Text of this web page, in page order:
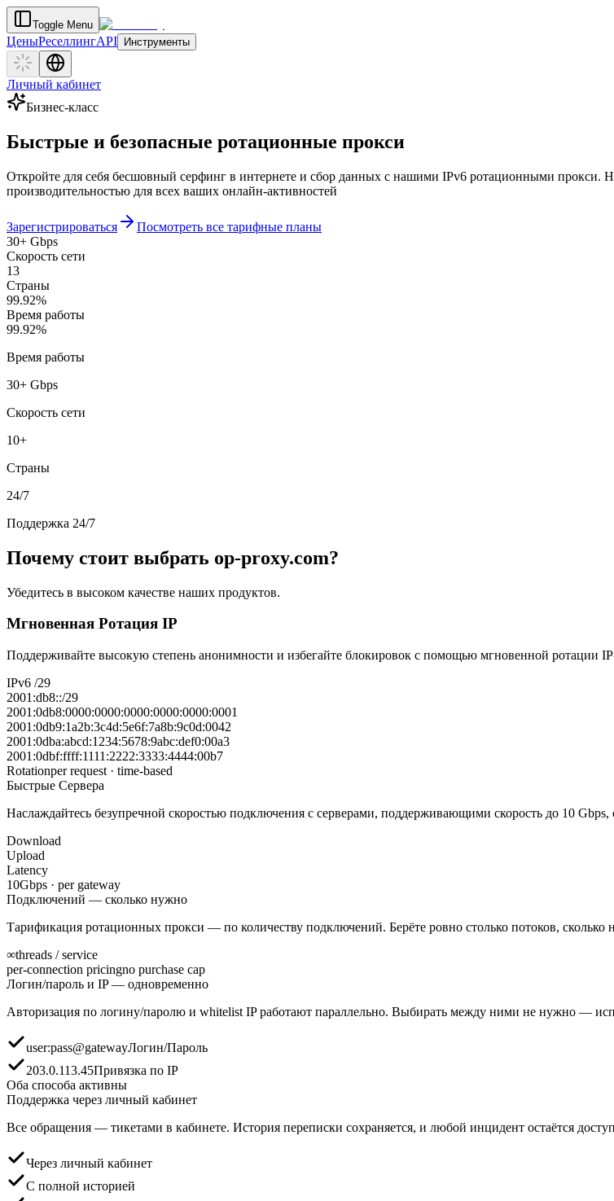
Toggle Menu
ЦеныРеселлингAPI Инструменты
Личный кабинет
Бизнес-класс
Быстрые и безопасные ротационные прокси
Откройте для себя бесшовный серфинг в интернете и сбор данных с нашими IPv6 ротационными прокси.
производительностью для всех ваших онлайн-активностей
Зарегистрироваться
Посмотреть все тарифные планы
30+ Gbps
Скорость сети
13
Страны
99.92%
Время работы
99.92%
Время работы
30+ Gbps
Скорость сети
10+
Страны
24/7
Поддержка 24/7
Почему стоит выбрать op-proxy.com?
Убедитесь в высоком качестве наших продуктов.
Мгновенная Ротация IP
Поддерживайте высокую степень анонимности и избегайте блокировок с помощью мгновенной ротации IP-
IPv6 /29
2001:db8::/29
2001:0db8:0000:0000:0000:0000:0000:0001
2001:0db9:1a2b:3c4d:5e6f:7a8b:9c0d:0042
2001:0dba:abcd:1234:5678:9abc:def0:00a3
2001:0dbf:ffff:1111:2222:3333:4444:00b7
Rotationper request · time-based
Быстрые Сервера
Наслаждайтесь безупречной скоростью подключения с серверами, поддерживающими скорость до 10
Download
Upload
Latency
10Gbps · per gateway
Подключений — сколько нужно
Тарификация ротационных прокси — по количеству подключений. Берёте ровно столько потоков, сколько
∞threads / service
per-connection pricingno purchase cap
Логин/пароль и IP — одновременно
Авторизация по логину/паролю и whitelist IP работают параллельно. Выбирать между ними не нужно —
user:pass@gatewayЛогин/Пароль
203.0.113.45Привязка по IP
Оба способа активны
Поддержка через личный кабинет
Все обращения — тикетами в кабинете. История переписки сохраняется, и любой инцидент остаётся
Через личный кабинет
С полной историей